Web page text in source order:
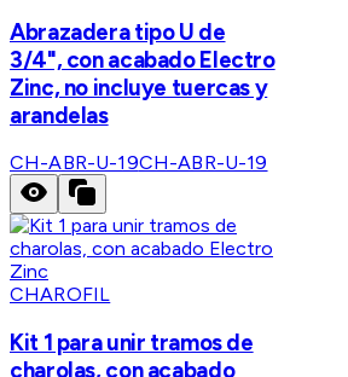
Abrazadera tipo U de
3/4", con acabado Electro
Zinc, no incluye tuercas y
arandelas
CH-ABR-U-19CH-ABR-U-19
CHAROFIL
Kit 1 para unir tramos de
charolas, con acabado